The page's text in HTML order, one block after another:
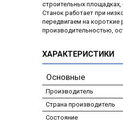
строительных
Станок работает при
передвигаем на
производительностью,
ХАРАКТЕРИСТИКИ
Основные
Производитель
Страна производитель
Состояние